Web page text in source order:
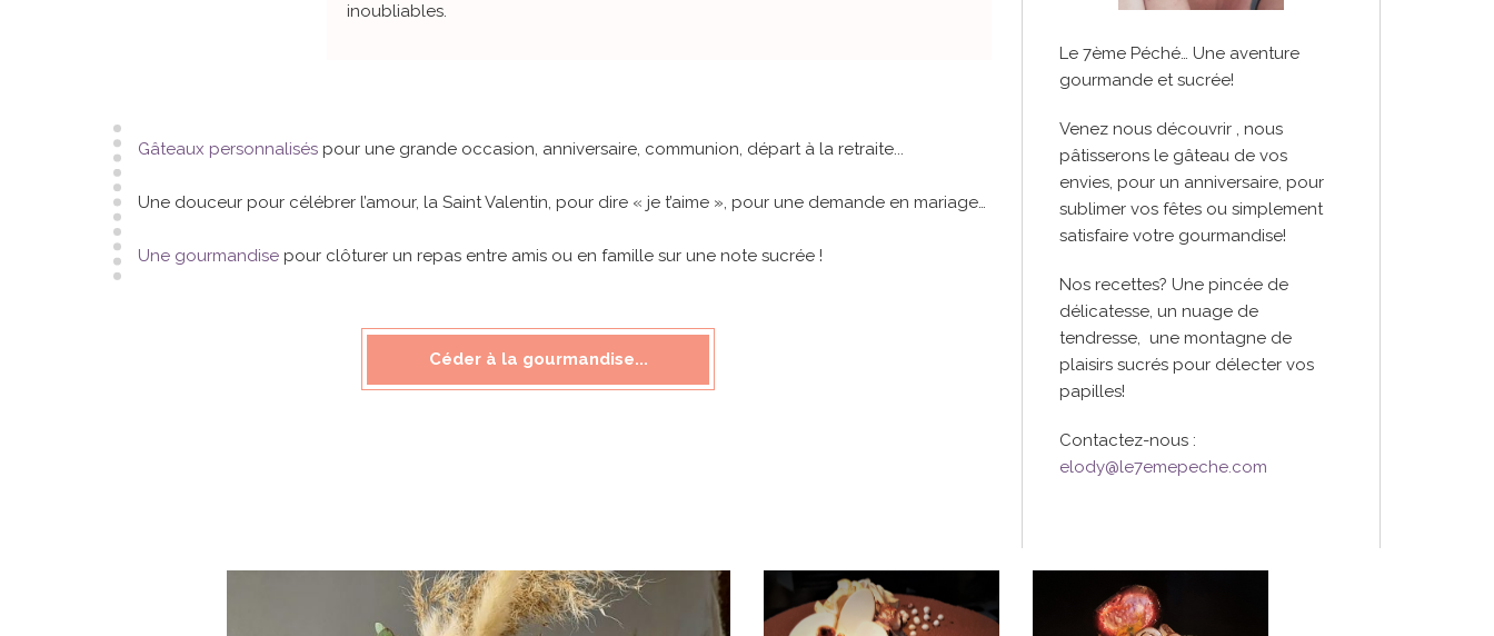
inoubliables.
Gâteaux personnalisés pour une grande occasion, anniversaire, communion, départ à la retraite...
Une douceur pour célébrer l’amour, la Saint Valentin, pour dire « je t’aime », pour une demande en mariage…
Une gourmandise pour clôturer un repas entre amis ou en famille sur une note sucrée !
Céder à la gourmandise...
Le 7ème Péché… Une aventure
gourmande et sucrée!
Venez nous découvrir , nous
pâtisserons le gâteau de vos
envies, pour un anniversaire, pour
sublimer vos fêtes ou simplement
satisfaire votre gourmandise!
Nos recettes? Une pincée de
délicatesse, un nuage de
tendresse, une montagne de
plaisirs sucrés pour délecter vos
papilles!
Contactez-nous :
elody@le7emepeche.com